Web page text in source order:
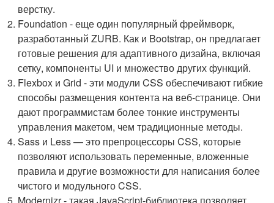
верстку.
Foundation - еще один популярный фреймворк,
разработанный ZURB. Как и Bootstrap, он предлагает
готовые решения для адаптивного дизайна, включая
сетку, компоненты UI и множество других функций.
Flexbox и Grid - эти модули CSS обеспечивают гибкие
способы размещения контента на веб-странице. Они
дают программистам более тонкие инструменты
управления макетом, чем традиционные методы.
Sass и Less — это препроцессоры CSS, которые
позволяют использовать переменные, вложенные
правила и другие возможности для написания более
чистого и модульного CSS.